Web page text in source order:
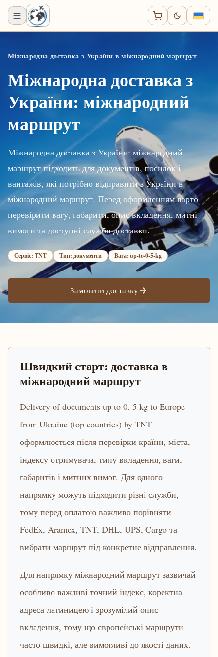
Міжнародна доставка з України в міжнародний маршрут
Міжнародна доставка з
України: міжнародний
маршрут
Міжнародна доставка з України: міжнародний
маршрут підходить для документів, посилок і
вантажів, які потрібно відправити з України в
міжнародний маршрут. Перед оформленням варто
перевірити вагу, габарити, опис вкладення, митні
вимоги та доступні служби доставки.
Сервіс: TNT Тип: документи Вага: up-to-0-5-kg
Замовити доставку
Швидкий старт: доставка в
міжнародний маршрут
Delivery of documents up to 0. 5 kg to Europe
from Ukraine (top countries) by TNT
оформлюється після перевірки країни, міста,
індексу отримувача, типу вкладення, ваги,
габаритів і митних вимог. Для одного
напрямку можуть підходити різні служби,
тому перед оплатою важливо порівняти
FedEx, Aramex, TNT, DHL, UPS, Cargo та
вибрати маршрут під конкретне відправлення.
Для напрямку міжнародний маршрут зазвичай
особливо важливі точний індекс, коректна
адреса латиницею і зрозумілий опис
вкладення, тому що європейські маршрути
часто швидкі, але вимогливі до якості даних.